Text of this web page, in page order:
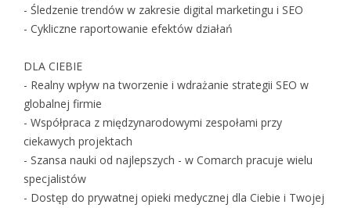
- Śledzenie trendów w zakresie digital marketingu i SEO
- Cykliczne raportowanie efektów działań
DLA CIEBIE
- Realny wpływ na tworzenie i wdrażanie strategii SEO w
globalnej firmie
- Współpraca z międzynarodowymi zespołami przy
ciekawych projektach
- Szansa nauki od najlepszych - w Comarch pracuje wielu
specjalistów
- Dostęp do prywatnej opieki medycznej dla Ciebie i Twojej